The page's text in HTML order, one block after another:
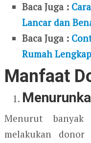
Baca Juga :
Lancar dan
Baca Juga :
Rumah Lengkap
Manfaat
Menurut
melakukan